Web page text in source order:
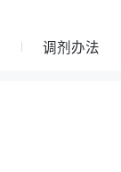
调剂办法